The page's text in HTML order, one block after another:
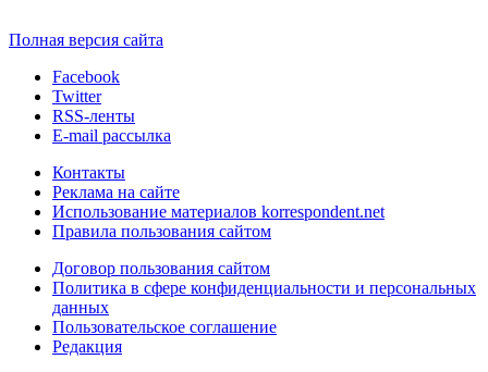
Полная версия сайта
Facebook
Twitter
RSS-ленты
E-mail рассылка
Контакты
Реклама на сайте
Использование материалов korrespondent.net
Правила пользования сайтом
Договор пользования сайтом
Политика в сфере конфиденциальности и персональных
данных
Пользовательское соглашение
Редакция